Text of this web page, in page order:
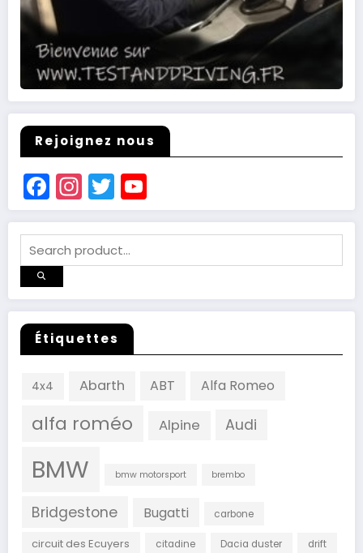
Rejoignez nous
Facebook
Instagram
Twitter
Channel
Étiquettes
4x4 Abarth ABT Alfa Romeo
alfa roméo Alpine Audi
BMW bmw motorsport brembo
Bridgestone Bugatti carbone
circuit des Ecuyers citadine Dacia duster drift